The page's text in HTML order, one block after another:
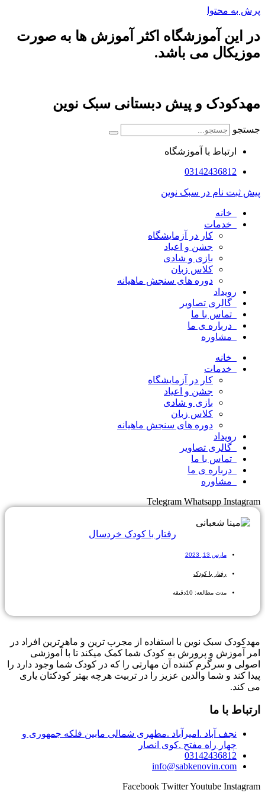
پرش به محتوا
در این آموزشگاه اکثر آموزش ها به صورت
موزیکال می باشد.
مهدکودک و پیش دبستانی سبک نوین
جستجو
ارتباط با آموزشگاه
03142436812
پیش ثبت نام در سبک نوین
خانه
خدمات
کار در آزمایشگاه
جشن و اعیاد
بازی و شادی
کلاس زبان
دوره های سنجش ماهیانه
رویداد
گالری تصاویر
تماس با ما
درباره ی ما
مشاوره
خانه
خدمات
کار در آزمایشگاه
جشن و اعیاد
بازی و شادی
کلاس زبان
دوره های سنجش ماهیانه
رویداد
گالری تصاویر
تماس با ما
درباره ی ما
مشاوره
Telegram Whatsapp Instagram
رفتار با کودک خردسال
مارس 13, 2023
رفتار با کودک
مدت مطالعه: 10دقیقه
مهدکودک سبک نوین با استفاده از مجرب ترین و ماهرترین افراد در
امر آموزش و پرورش به کودک شما کمک میکند تا با آموزشی
اصولی و سرگرم کننده آن مهارتی را که در کودک شما وجود دارد را
پیدا کند و شما والدین عزیز را در تربیت هرچه بهتر کودکتان یاری
می کند.
ارتباط با ما
نجف آباد .امیرآباد .مطهری شمالی مابین فلکه جمهوری و
چهار راه مفتح .کوی انصار
03142436812
info@sabkenovin.com
Facebook TwitterYoutube Instagram